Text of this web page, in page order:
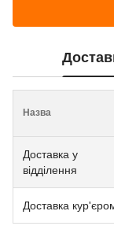
Назва
Доставка у
відділення
Доставка